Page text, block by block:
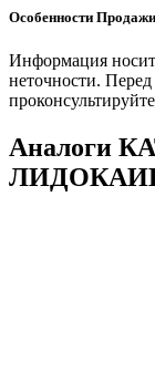
Особенности Продажи
Информация
неточности.
Аналоги